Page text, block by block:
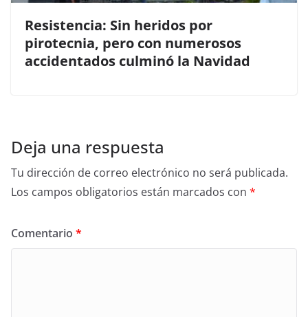
Resistencia: Sin heridos por
pirotecnia, pero con numerosos
accidentados culminó la Navidad
Deja una respuesta
Tu dirección de correo electrónico no será publicada.
Los campos obligatorios están marcados con *
Comentario *